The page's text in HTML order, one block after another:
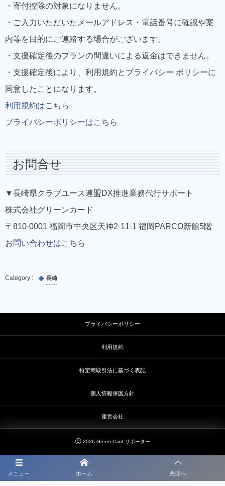
・寄付控除の対象になりません。
・ご入力いただいたメールアドレス・電話番号に確認や案
内等を目的にご連絡する場合がございます。
・支援確定後のプランの間違いによる返金はできません。
・支援確定後により、利用規約とプライバシー ポリシーに
同意したことになります。
利用規約はこちら
プライバシーポリシーはこちら
お問合せ
▼長崎県クラブユース連盟DX推進業務代行サポート
株式会社グリーンカード
〒810-0001 福岡市中央区天神2-11-1 福岡PARCO新館5階
お問い合わせはこちら
長崎
メニュー ホーム 先頭へ
プライバシーポリシー
利用規約
特定商取引法に基づく表記
個人情報保護方針
運営会社
©2026 Green Card サポーター